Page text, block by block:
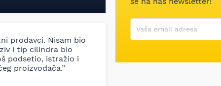
prodavci. Nisam bio
i tip cilindra bio
podsetio, istražio i
proizvođača.”
Korisničko ime
Vaša email adresa